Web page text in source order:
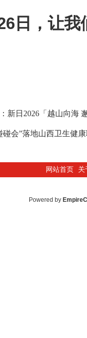
日，让我
新日2026「越山向海
碰会”落地山西卫生健
网站首页 关
Powered by